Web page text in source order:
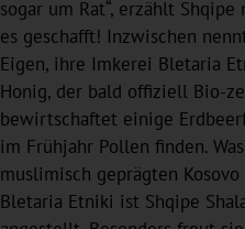
sogar um Rat“, erzählt
es geschafft! Inzwischen
Eigen, ihre Imkerei Bletaria
Honig, der bald offiziell Bio-
bewirtschaftet einige
im Frühjahr Pollen finden.
muslimisch geprägten
Bletaria Etniki ist Shqipe